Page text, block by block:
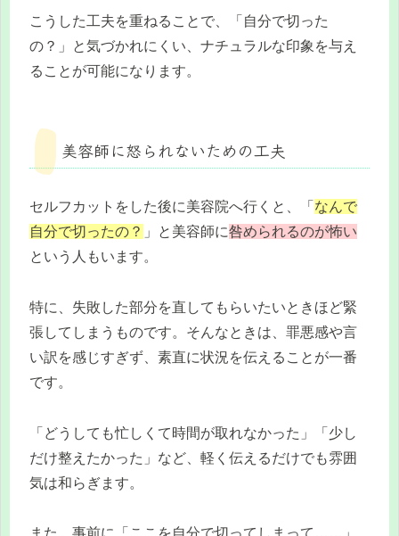
こうした工夫を重ねることで、「自分で切った
の？」と気づかれにくい、ナチュラルな印象を与え
ることが可能になります。
美容師に怒られないための工夫
セルフカットをした後に美容院へ行くと、「 なんで
自分で切ったの？ 」と美容師に咎められるのが怖い
という人もいます。
特に、失敗した部分を直してもらいたいときほど緊
張してしまうものです。そんなときは、罪悪感や言
い訳を感じすぎず、素直に状況を伝えることが一番
です。
「どうしても忙しくて時間が取れなかった」「少し
だけ整えたかった」など、軽く伝えるだけでも雰囲
気は和らぎます。